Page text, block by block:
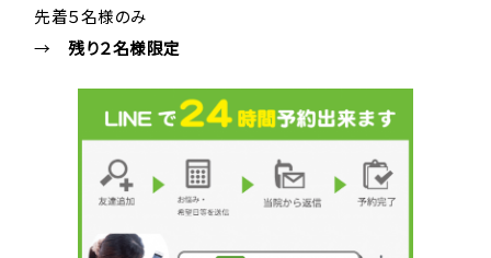
先着５名様のみ
→残り２名様限定